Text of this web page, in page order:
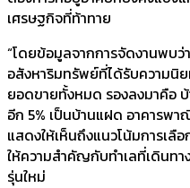
เศรษฐกิจที่ท้าทาย
“โดยข้อมูลจากการจัดงานพบว่
อสังหาริมทรัพย์ที่ได้รับความนิ
ยอดขายทั้งหมด รองลงมาคือ บ้
อีก 5% เป็นบ้านแฝด อาคารพา
แสดงให้เห็นถึงแนวโน้มการเลื
ให้ความสำคัญกับทำเลที่เดินท
รุ่นใหม่